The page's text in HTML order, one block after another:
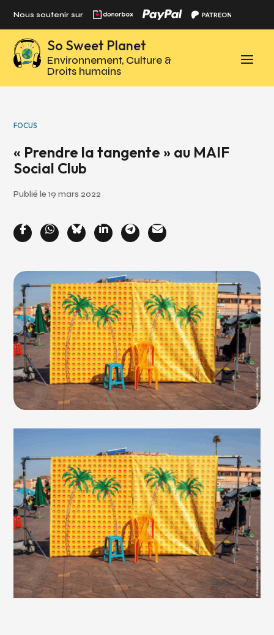
Nous soutenir sur
So Sweet Planet
Environnement, Culture &
Droits humains
FOCUS
« Prendre la tangente » au MAIF
Social Club
Publié le 19 mars 2022
Panneau de gestion des cookies